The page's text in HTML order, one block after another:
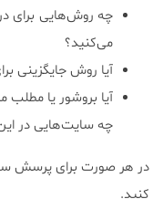
چه روش‌هایی برای
می‌کنید؟
آیا روش جایگزینی
آیا بروشور یا مطلب
چه سایت‌هایی در
در هر صورت برای پرسش